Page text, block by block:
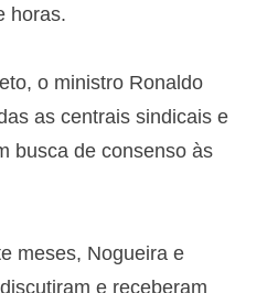
horas.
o ministro Ronaldo
as centrais sindicais e
busca de consenso às
meses, Nogueira e
e receberam